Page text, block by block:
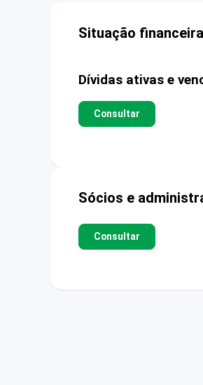
Situação financeira
Dívidas ativas e
Consultar
Sócios e
Consultar